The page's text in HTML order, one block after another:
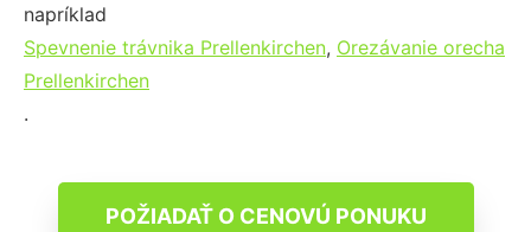
napríklad
Spevnenie trávnika Prellenkirchen, Orezávanie orecha
Prellenkirchen
.
POŽIADAŤ O CENOVÚ PONUKU